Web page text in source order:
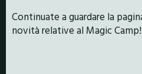
Continuate a guardare la
novità relative al Magic Camp!